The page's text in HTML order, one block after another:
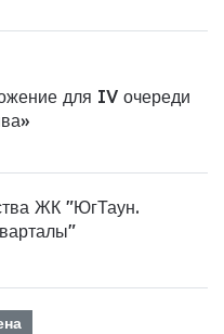
для IV очереди
ЖК "ЮгТаун.